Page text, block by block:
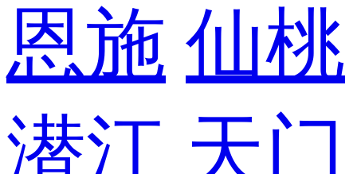
恩施 仙桃
潜江 天门